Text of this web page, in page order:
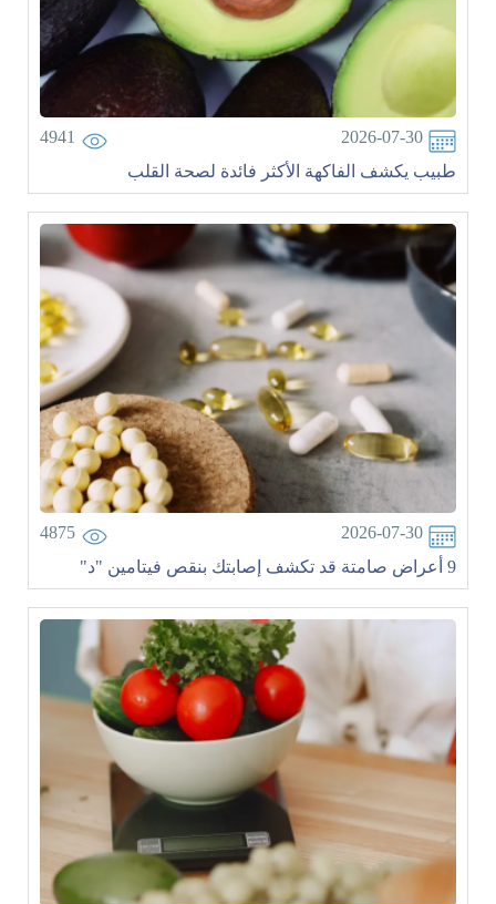
2026-07-30
4941
طبيب يكشف الفاكهة الأكثر فائدة لصحة القلب
2026-07-30
4875
9 أعراض صامتة قد تكشف إصابتك بنقص فيتامين "د"